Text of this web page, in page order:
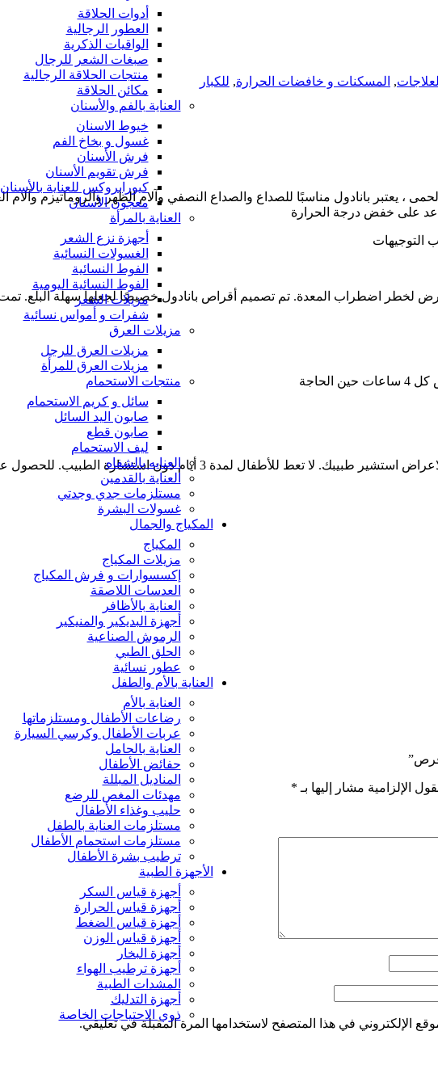
أدوات الحلاقة
العطور الرجالية
الواقيات الذكرية
صبغات الشعر للرجال
منتجات الحلاقة الرجالية
مكائن الحلاقة
العناية بالفم والأسنان
خيوط الاسنان
غسول و بخاخ الفم
فرش الأسنان
فرش تقويم الأسنان
كيورابروكس للعناية بالأسنان
معجون الأسنان
العناية بالمرأة
أجهزة نزع الشعر
الغسولات النسائية
الفوط النسائية
الفوط النسائية اليومية
مزيلات الشعر
شفرات و أمواس نسائية
مزيلات العرق
مزيلات العرق للرجل
مزيلات العرق للمرأة
منتجات الاستحمام
سائل و كريم الاستحمام
صابون اليد السائل
صابون قطع
ليف الاستحمام
العنايه بالشفاه
العناية بالقدمين
مستلزمات جدي وجدتي
غسولات البشرة
المكياج والجمال
المكياج
مزيلات المكياج
إكسسوارات و فرش المكياج
العدسات اللاصقة
العناية بالأظافر
أجهزة البديكير والمنيكير
الرموش الصناعية
الحلق الطبي
عطور نسائية
العناية بالأم والطفل
العناية بالأم
رضاعات الأطفال ومستلزماتها
عربات الأطفال وكرسي السيارة
العناية بالحامل
حفائض الأطفال
المناديل المبللة
مهدئات المغص للرضع
حليب وغذاء الأطفال
مستلزمات العناية بالطفل
مستلزمات استحمام الأطفال
ترطيب بشرة الأطفال
الأجهزة الطبية
أجهزة قياس السكر
أجهزة قياس الحرارة
أجهزة قياس الضغط
أجهزة قياس الوزن
أجهزة البخار
أجهزة ترطيب الهواء
المشدات الطبية
أجهزة التدليك
ذوي الاحتياجات الخاصة
, المسكنات و خافضات الحرارة, للكبار
، يعتبر بانادول مناسبًا للصداع والصداع النصفي وآلام الظهر والروماتيزم وآلام
على خفض درجة الحرارة
التوجيهات
لخطر اضطراب المعدة. تم تصميم أقراص بانادول خصيصًا لجعلها سهلة البلع.
الطبيب. للحصول على المشورة المهنية بشأن الأدوية استشر الصيدلي. يحفظ بعيدا عن الاطفال
الإلزامية مشار إليها بـ *
الإلكتروني في هذا المتصفح لاستخدامها المرة المقبلة في تعليقي.